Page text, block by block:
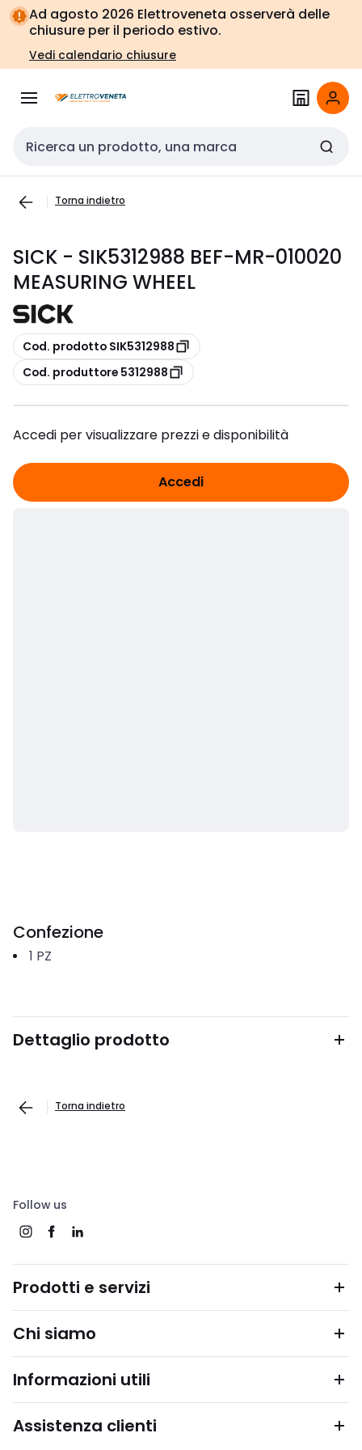
Vai alla
navigazione
Vai
alla
pagina
Ad agosto 2026 Elettroveneta osserverà delle
chiusure per il periodo estivo.
Vedi calendario chiusure
Cerca input
Torna indietro
SICK - SIK5312988 BEF-MR-010020
MEASURING WHEEL
copia
Cod. prodotto SIK5312988
copia
Cod. produttore 5312988
Accedi per visualizzare prezzi e disponibilità
Accedi
Confezione
1 PZ
Dettaglio prodotto
Torna indietro
Follow us
Prodotti e servizi
Chi siamo
Informazioni utili
Assistenza clienti